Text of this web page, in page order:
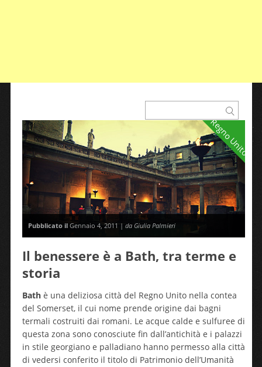
Regno Unito
Pubblicato ilGennaio 4, 2011 | da Giulia Palmieri
Il benessere è a Bath, tra terme e
storia
Bathè una deliziosa città del Regno Unito nella contea
del Somerset, il cui nome prende origine dai bagni
termali costruiti dai romani. Le acque calde e sulfuree di
questa zona sono conosciute fin dall’antichità e i palazzi
in stile georgiano e palladiano hanno permesso alla città
di vedersi conferito il titolo di Patrimonio dell’Umanità